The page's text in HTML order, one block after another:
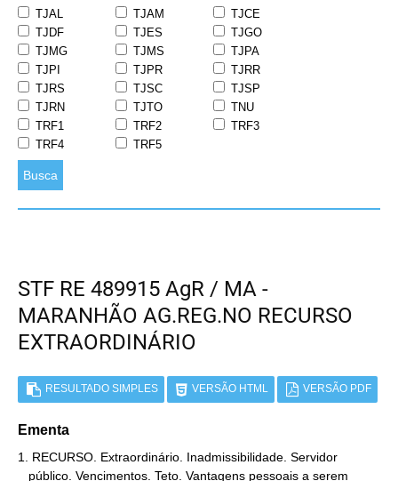
TJAL
TJAM
TJCE
TJDF
TJES
TJGO
TJMG
TJMS
TJPA
TJPI
TJPR
TJRR
TJRS
TJSC
TJSP
TJRN
TJTO
TNU
TRF1
TRF2
TRF3
TRF4
TRF5
Busca
STF RE 489915 AgR / MA -
MARANHÃO AG.REG.NO RECURSO
EXTRAORDINÁRIO
RESULTADO SIMPLES VERSÃO HTML VERSÃO PDF
Ementa
1. RECURSO. Extraordinário. Inadmissibilidade. Servidor